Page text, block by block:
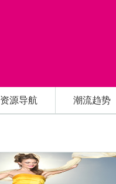
资源导航 潮流趋势